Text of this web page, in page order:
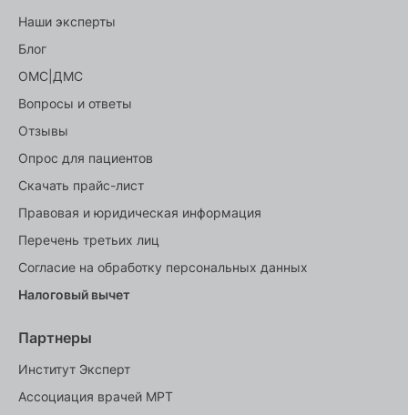
Наши эксперты
Блог
ОМС|ДМС
Вопросы и ответы
Отзывы
Опрос для пациентов
Скачать прайс-лист
Правовая и юридическая информация
Перечень третьих лиц
Согласие на обработку персональных данных
Налоговый вычет
Партнеры
Институт Эксперт
Ассоциация врачей МРТ